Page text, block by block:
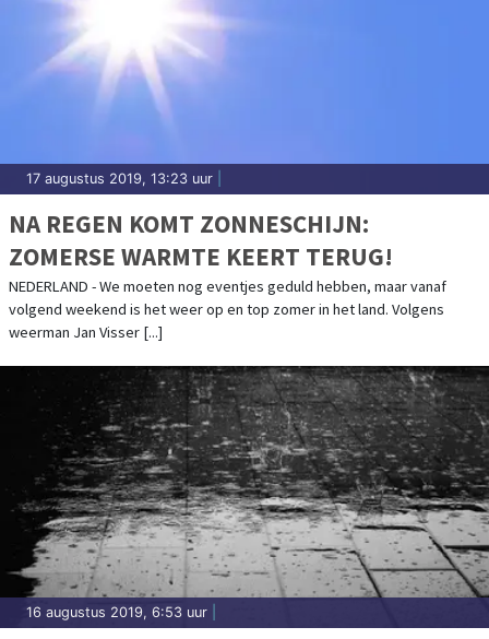
17 augustus 2019, 13:23 uur
NA REGEN KOMT ZONNESCHIJN:
ZOMERSE WARMTE KEERT TERUG!
NEDERLAND - We moeten nog eventjes geduld hebben, maar vanaf
volgend weekend is het weer op en top zomer in het land. Volgens
weerman Jan Visser [...]
16 augustus 2019, 6:53 uur